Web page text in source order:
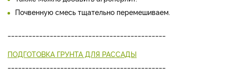
Почвенную смесь тщательно перемешиваем.
ПОДГОТОВКА ГРУНТА ДЛЯ РАССАДЫ